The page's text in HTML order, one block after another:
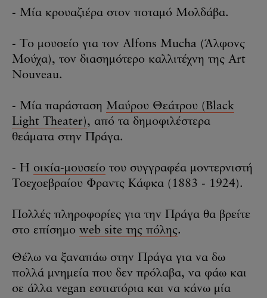
- Μία κρουαζιέρα στον ποταμό Μολδάβα.
- Το μουσείο για τον Alfons Mucha (Άλφονς
Μούχα), τον διασημότερο καλλιτέχνη της Art
Nouveau.
- Μία παράσταση Μαύρου Θεάτρου (Black
Light Theater), από τα δημοφιλέστερα
θεάματα στην Πράγα.
- Η οικία-μουσείο του συγγραφέα μοντερνιστή
Τσεχοεβραίου Φραντς Κάφκα (1883 - 1924).
Πολλές πληροφορίες για την Πράγα θα βρείτε
στο επίσημο web site της πόλης.
Θέλω να ξαναπάω στην Πράγα για να δω
πολλά μνημεία που δεν πρόλαβα, να φάω και
σε άλλα vegan εστιατόρια και να κάνω μία